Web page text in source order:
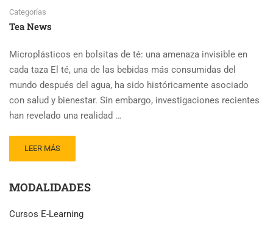
Categorías
Tea News
Microplásticos en bolsitas de té: una amenaza invisible en
cada taza El té, una de las bebidas más consumidas del
mundo después del agua, ha sido históricamente asociado
con salud y bienestar. Sin embargo, investigaciones recientes
han revelado una realidad …
READ
MORE
NUEVO
CONFIRMA
LEER MÁS
MODALIDADES
Cursos E-Learning